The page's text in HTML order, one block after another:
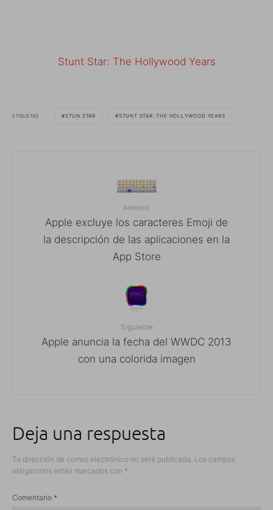
Stunt Star: The Hollywood Years
ETIQUETAS STUN STAR STUNT STAR: THE HOLLYWOOD YEARS
Anterior
Apple excluye los caracteres Emoji de
la descripción de las aplicaciones en la
App Store
Siguiente
Apple anuncia la fecha del WWDC 2013
con una colorida imagen
Deja una respuesta
Tu dirección de correo electrónico no será publicada. Los campos
obligatorios están marcados con *
Comentario *